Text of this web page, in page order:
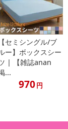
場所で陰干しをし
・軽微なキズな
質上問題はござ
4ー5日使用して
【セミシングル/ブ
ー】ボックスシー
| 【雑誌anan
...
970円